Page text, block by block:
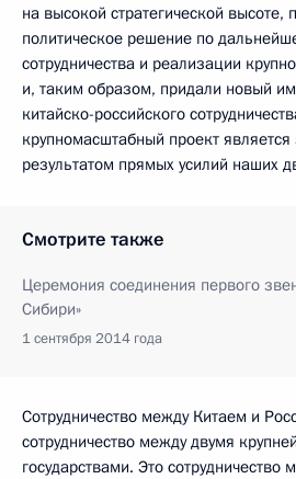
на высокой стратегической высоте,
политическое решение по
сотрудничества и реализации
и, таким образом, придали новый
китайско-российского
крупномасштабный проект является
результатом прямых усилий наших
Смотрите также
Церемония соединения первого
Сибири»
1 сентября 2014 года
Сотрудничество между Китаем и
сотрудничество между двумя
государствами. Это сотрудничество